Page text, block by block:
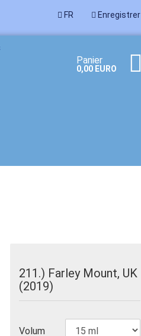
FR Enregistrer
Panier
0,00 EURO
211.) Farley Mount, UK
(2019)
Volum